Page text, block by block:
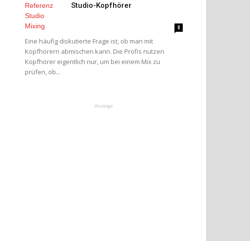
Studio-Kopfhörer
8
Eine häufig diskutierte Frage ist, ob man mit
Kopfhörern abmischen kann. Die Profis nutzen
Kopfhörer eigentlich nur, um bei einem Mix zu
prüfen, ob...
Anzeige